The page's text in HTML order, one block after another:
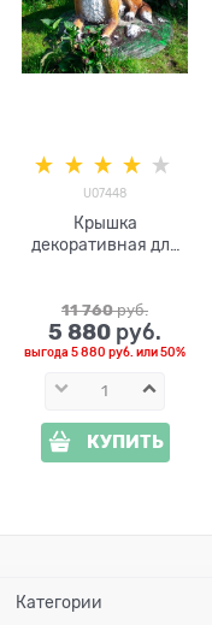
U07448
Крышка
декоративная для
стеклопластик,
11 760 руб.
5 880 руб.
выгода 5 880 руб. или50%
КУПИТЬ
Категории